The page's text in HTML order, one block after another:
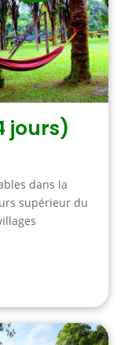
jours)
dans la
supérieur du